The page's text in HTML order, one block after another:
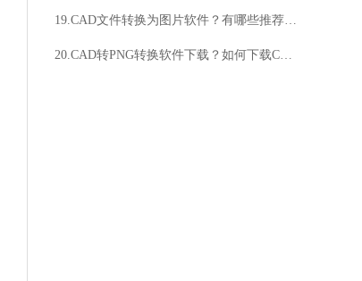
19.CAD文件转换为图片软件？有哪些推荐的？
20.CAD转PNG转换软件下载？如何下载CAD转PNG转换软件？